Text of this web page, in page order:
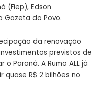
(Fiep), Edson
Gazeta do Povo.
da renovação
previstos de
o Paraná. A Rumo ALL já
quase R$ 2 bilhões no